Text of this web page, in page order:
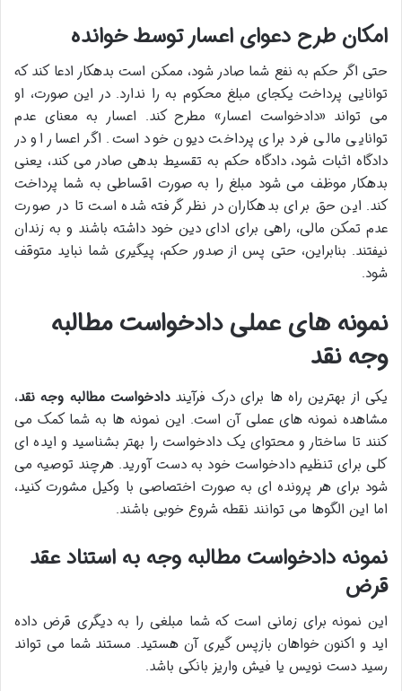
امکان طرح دعوای اعسار توسط خوانده
حتی اگر حکم به نفع شما صادر شود، ممکن است بدهکار ادعا کند که
توانایی پرداخت یکجای مبلغ محکوم به را ندارد. در این صورت، او
می تواند «دادخواست اعسار» مطرح کند. اعسار به معنای عدم
توانایی مالی فرد برای پرداخت دیون خود است. اگر اعسار او در
دادگاه اثبات شود، دادگاه حکم به تقسیط بدهی صادر می کند، یعنی
بدهکار موظف می شود مبلغ را به صورت اقساطی به شما پرداخت
کند. این حق برای بدهکاران در نظر گرفته شده است تا در صورت
عدم تمکن مالی، راهی برای ادای دین خود داشته باشند و به زندان
نیفتند. بنابراین، حتی پس از صدور حکم، پیگیری شما نباید متوقف
شود.
نمونه های عملی دادخواست مطالبه
وجه نقد
یکی از بهترین راه ها برای درک فرآینددادخواست مطالبه وجه نقد،
مشاهده نمونه های عملی آن است. این نمونه ها به شما کمک می
کنند تا ساختار و محتوای یک دادخواست را بهتر بشناسید و ایده ای
کلی برای تنظیم دادخواست خود به دست آورید. هرچند توصیه می
شود برای هر پرونده ای به صورت اختصاصی با وکیل مشورت کنید،
اما این الگوها می توانند نقطه شروع خوبی باشند.
نمونه دادخواست مطالبه وجه به استناد عقد
قرض
این نمونه برای زمانی است که شما مبلغی را به دیگری قرض داده
اید و اکنون خواهان بازپس گیری آن هستید. مستند شما می تواند
رسید دست نویس یا فیش واریز بانکی باشد.